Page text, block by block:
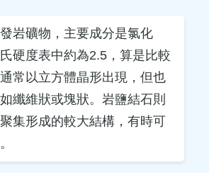
岩礦物，主要成分是氯化
硬度表中約為2.5，算是比較
常以立方體晶形出現，但也
纖維狀或塊狀。岩鹽結石則
集形成的較大結構，有時可